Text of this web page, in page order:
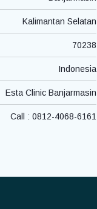
Kalimantan Selatan
70238
Indonesia
Esta Clinic Banjarmasin
Call : 0812-4068-6161